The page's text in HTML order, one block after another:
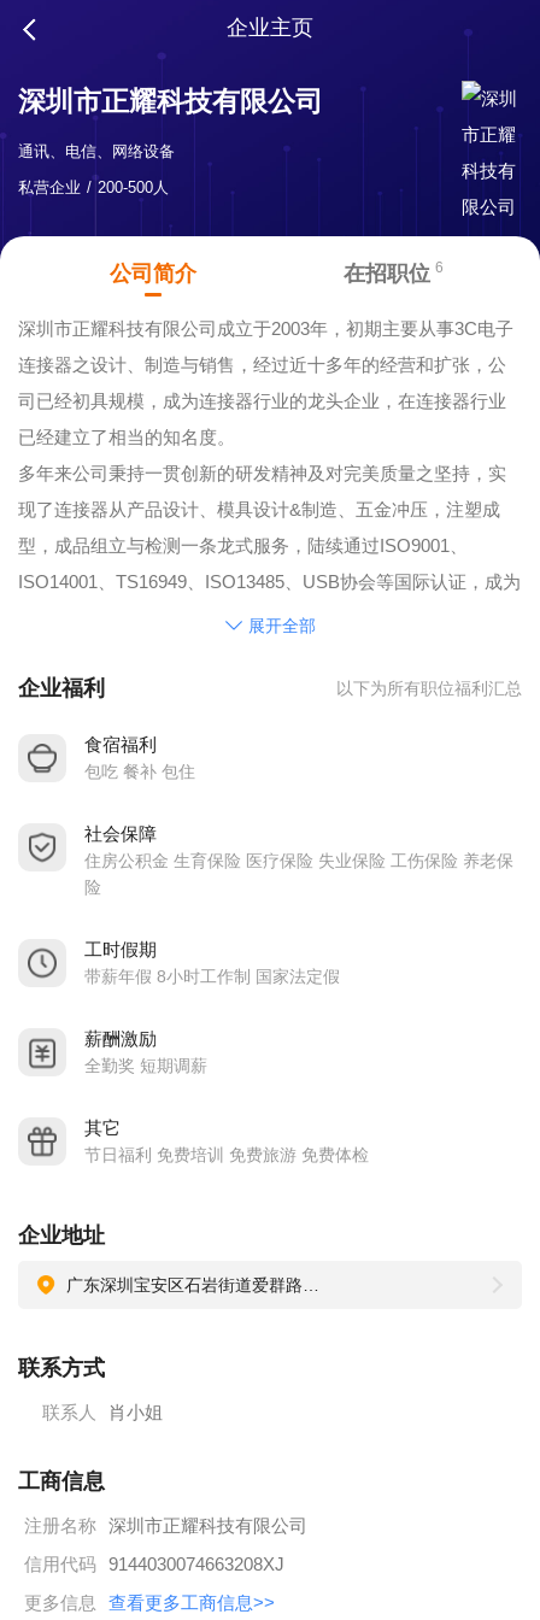
企业主页
深圳市正耀科技有限公司
通讯、电信、网络设备
私营企业
200-500人
公司简介 在招职位 6
深圳市正耀科技有限公司成立于2003年，初期主要从事3C电子
连接器之设计、制造与销售，经过近十多年的经营和扩张，公
司已经初具规模，成为连接器行业的龙头企业，在连接器行业
已经建立了相当的知名度。
多年来公司秉持一贯创新的研发精神及对完美质量之坚持，实
现了连接器从产品设计、模具设计&制造、五金冲压，注塑成
型，成品组立与检测一条龙式服务，陆续通过ISO9001、
ISO14001、TS16949、ISO13485、USB协会等国际认证，成为
国家重点扶植的高新技术企业之一。
接器领域尖端技术的开发和运用。在深圳拥有现代化厂房专业
建立营销据点，为全球客户提供全方位的零组件供应与实时之
展开全部
企业福利 以下为所有职位福利汇总
食宿福利
包吃 餐补 包住
社会保障
住房公积金 生育保险 医疗保险 失业保险 工伤保险 养老保
险
工时假期
带薪年假 8小时工作制 国家法定假
薪酬激励
全勤奖 短期调薪
其它
节日福利 免费培训 免费旅游 免费体检
企业地址
联系方式
联系人 肖小姐
工商信息
注册名称 深圳市正耀科技有限公司
信用代码 9144030074663208XJ
更多信息
查看更多工商信息>>